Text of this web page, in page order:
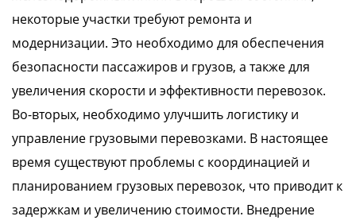
некоторые участки требуют ремонта и
модернизации. Это необходимо для обеспечения
безопасности пассажиров и грузов, а также для
увеличения скорости и эффективности перевозок.
Во-вторых, необходимо улучшить логистику и
управление грузовыми перевозками. В настоящее
время существуют проблемы с координацией и
планированием грузовых перевозок, что приводит к
задержкам и увеличению стоимости. Внедрение